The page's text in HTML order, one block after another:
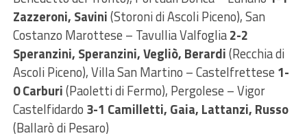
Zazzeroni, Savini(Storoni di Ascoli Piceno), San
Costanzo Marottese – Tavullia Valfoglia2-2
Speranzini, Speranzini, Vegliò, Berardi(Recchia di
Ascoli Piceno), Villa San Martino – Castelfrettese 1-
0 Carburi(Paoletti di Fermo), Pergolese – Vigor
Castelfidardo 3-1 Camilletti, Gaia, Lattanzi, Russo
(Ballarò di Pesaro)